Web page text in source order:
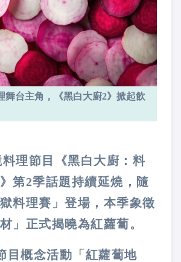
舞台主角，《黑白大廚2》掀起飲
料理節目《黑白大廚：料
第2季話題持續延燒，隨
料理賽」登場，本季象徵
」正式揭曉為紅蘿蔔。
目概念活動「紅蘿蔔地